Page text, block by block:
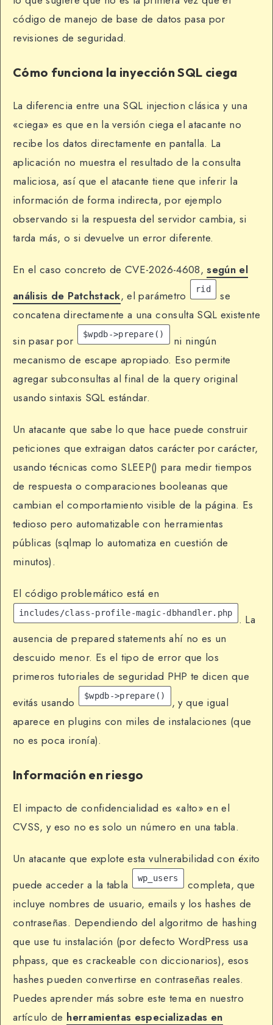
código de manejo de base de datos pasa por
revisiones de seguridad.
Cómo funciona la inyección SQL ciega
La diferencia entre una SQL injection clásica y una
«ciega» es que en la versión ciega el atacante no
recibe los datos directamente en pantalla. La
aplicación no muestra el resultado de la consulta
maliciosa, así que el atacante tiene que inferir la
información de forma indirecta, por ejemplo
observando si la respuesta del servidor cambia, si
tarda más, o si devuelve un error diferente.
En el caso concreto de CVE-2026-4608,según el
análisis de Patchstack, el parámetro rid
se
concatena directamente a una consulta SQL existente
sin pasar por
$wpdb->prepare()
ni ningún
mecanismo de escape apropiado. Eso permite
agregar subconsultas al final de la query original
usando sintaxis SQL estándar.
Un atacante que sabe lo que hace puede construir
peticiones que extraigan datos carácter por carácter,
usando técnicas como SLEEP() para medir tiempos
de respuesta o comparaciones booleanas que
cambian el comportamiento visible de la página. Es
tedioso pero automatizable con herramientas
públicas (sqlmap lo automatiza en cuestión de
minutos).
El código problemático está en
includes/class-profile-magic-dbhandler.php
. La
ausencia de prepared statements ahí no es un
descuido menor. Es el tipo de error que los
primeros tutoriales de seguridad PHP te dicen que
evitás usando
$wpdb->prepare()
, y que igual
aparece en plugins con miles de instalaciones (que
no es poca ironía).
Información en riesgo
El impacto de confidencialidad es «alto» en el
CVSS, y eso no es solo un número en una tabla.
Un atacante que explote esta vulnerabilidad con éxito
puede acceder a la tabla
wp_users
completa, que
incluye nombres de usuario, emails y los hashes de
contraseñas. Dependiendo del algoritmo de hashing
que use tu instalación (por defecto WordPress usa
phpass, que es crackeable con diccionarios), esos
hashes pueden convertirse en contraseñas reales.
Puedes aprender más sobre este tema en nuestro
artículo de herramientas especializadas en